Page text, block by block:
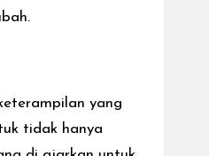
yang
tidak hanya